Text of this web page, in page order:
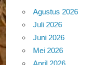
Agustus 2026
Juli 2026
Juni 2026
Mei 2026
April 2026